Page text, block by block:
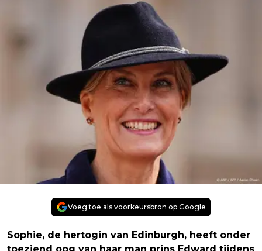
Voeg toe als voorkeursbron op Google
Sophie, de hertogin van Edinburgh, heeft onder
toeziend oog van haar man prins Edward tijdens